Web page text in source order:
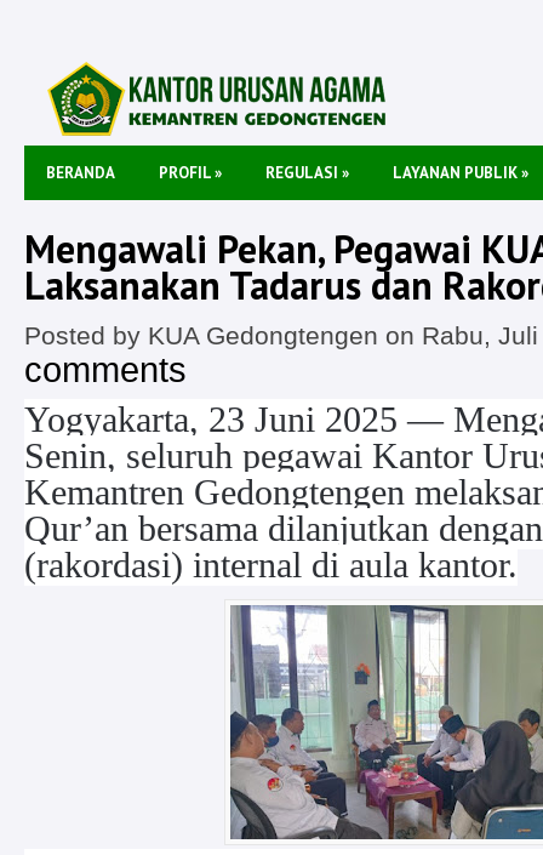
BERANDA PROFIL» REGULASI » LAYANAN PUBLIK»
Mengawali Pekan, Pegawai
Laksanakan Tadarus dan
Posted by KUA Gedongtengen on Rabu,
comments
Yogyakarta, 23 Juni 2025 —
Senin, seluruh pegawai Kantor
Kemantren Gedongtengen
Qur’an bersama dilanjutkan
(rakordasi) internal di aula kantor.